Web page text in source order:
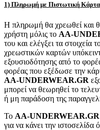
1) Πληρωμή με Πιστωτική Κάρτα
Η πληρωμή θα χρεωθεί και
χρήστη μόλις το AA-
του και ελέγξει τα στοιχεία
χρεωστικών καρτών
εξουσιοδότησης από το
φορέας που εξέδωσε την
AA-UNDERWEAR.GR
μπορεί να θεωρηθεί το
ή μη παράδοση της
Το AA-UNDERWEAR.GR
για να κάνει την